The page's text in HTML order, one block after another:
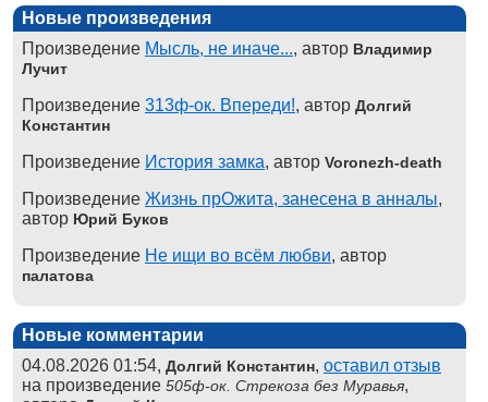
Новые произведения
Произведение Мысль, не иначе..., автор Владимир
Лучит
Произведение 313ф-ок. Впереди!, автор Долгий
Константин
Произведение История замка, автор Voronezh-death
Произведение Жизнь прОжита, занесена в анналы,
автор Юрий Буков
Произведение Не ищи во всём любви, автор
палатова
Новые комментарии
04.08.2026 01:54, Долгий Константин, оставил отзыв
на произведение 505ф-ок. Стрекоза без Муравья,